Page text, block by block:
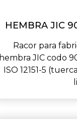
HEMBRA JIC
Racor para
hembra JIC codo
ISO 12151-5